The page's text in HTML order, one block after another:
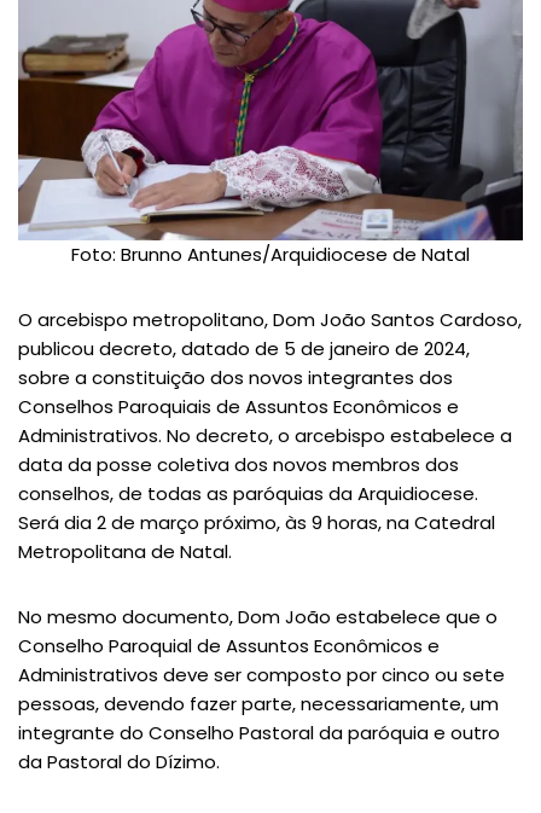
Foto: Brunno Antunes/Arquidiocese de Natal
O arcebispo metropolitano, Dom João Santos Cardoso,
publicou decreto, datado de 5 de janeiro de 2024,
sobre a constituição dos novos integrantes dos
Conselhos Paroquiais de Assuntos Econômicos e
Administrativos. No decreto, o arcebispo estabelece a
data da posse coletiva dos novos membros dos
conselhos, de todas as paróquias da Arquidiocese.
Será dia 2 de março próximo, às 9 horas, na Catedral
Metropolitana de Natal.
No mesmo documento, Dom João estabelece que o
Conselho Paroquial de Assuntos Econômicos e
Administrativos deve ser composto por cinco ou sete
pessoas, devendo fazer parte, necessariamente, um
integrante do Conselho Pastoral da paróquia e outro
da Pastoral do Dízimo.